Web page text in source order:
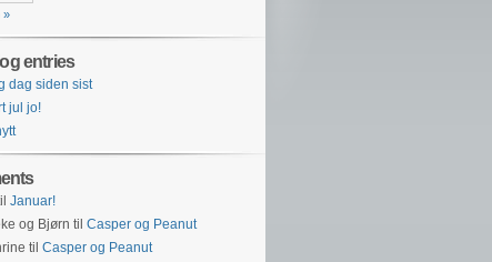
»
entries
dag siden sist
jul jo!
Januar!
og Bjørn til Casper og Peanut
til Casper og Peanut